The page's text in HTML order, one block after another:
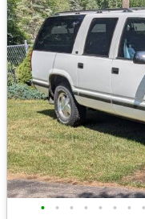
• • • • • • • •